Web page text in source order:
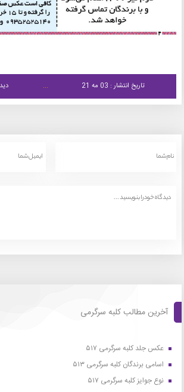
تاریخ انتشار : 03 مه 21
آخرین مطالب کلبه سرگرمی
عکس جلد کلبه سرگرمی ۵۱۷
اسامی برندگان کلبه سرگرمی ۵۱۳
نوع جوایز کلبه سرگرمی ۵۱۷